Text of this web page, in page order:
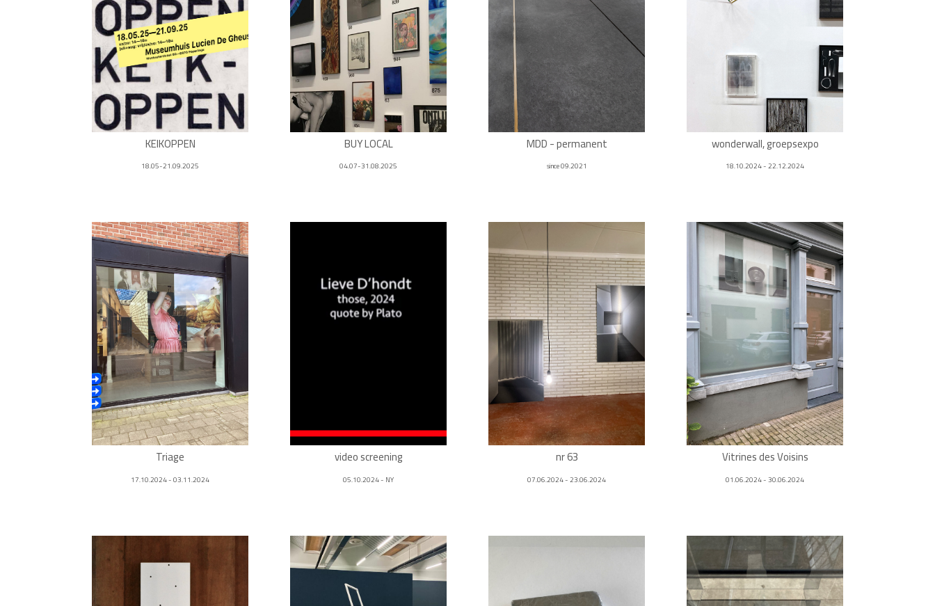
KEIKOPPEN
18.05-21.09.2025
BUY LOCAL
04.07-31.08.2025
MDD - permanent
since 09.2021
wonderwall, groepsexpo
18.10.2024 - 22.12.2024
Triage
17.10.2024 - 03.11.2024
video screening
05.10.2024 - NY
nr 63
07.06.2024 - 23.06.2024
Vitrines des Voisins
01.06.2024 - 30.06.2024